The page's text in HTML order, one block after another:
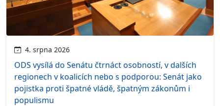
4. srpna 2026
ODS vysílá do Senátu čtrnáct osobností, v dalších
regionech v koalicích nebo s podporou: Senát jako
pojistka proti špatné vládě, špatným zákonům i
populismu